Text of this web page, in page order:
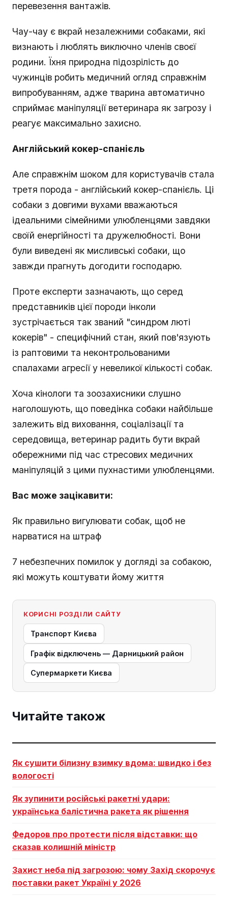
перевезення вантажів.
Чау-чау є вкрай незалежними собаками, які
визнають і люблять виключно членів своєї
родини. Їхня природна підозрілість до
чужинців робить медичний огляд справжнім
випробуванням, адже тварина автоматично
сприймає маніпуляції ветеринара як загрозу і
реагує максимально захисно.
Англійський кокер-спанієль
Але справжнім шоком для користувачів стала
третя порода - англійський кокер-спанієль. Ці
собаки з довгими вухами вважаються
ідеальними сімейними улюбленцями завдяки
своїй енергійності та дружелюбності. Вони
були виведені як мисливські собаки, що
завжди прагнуть догодити господарю.
Проте експерти зазначають, що серед
представників цієї породи інколи
зустрічається так званий "синдром люті
кокерів" - специфічний стан, який пов'язують
із раптовими та неконтрольованими
спалахами агресії у невеликої кількості собак.
Хоча кінологи та зоозахисники слушно
наголошують, що поведінка собаки найбільше
залежить від виховання, соціалізації та
середовища, ветеринар радить бути вкрай
обережними під час стресових медичних
маніпуляцій з цими пухнастими улюбленцями.
Вас може зацікавити:
Як правильно вигулювати собак, щоб не
нарватися на штраф
7 небезпечних помилок у догляді за собакою,
які можуть коштувати йому життя
КОРИСНІ РОЗДІЛИ САЙТУ
Транспорт Києва
Графік відключень — Дарницький район
Супермаркети Києва
Читайте також
Як сушити білизну взимку вдома: швидко і без
вологості
Як зупинити російські ракетні удари:
українська балістична ракета як рішення
Федоров про протести після відставки: що
сказав колишній міністр
Захист неба під загрозою: чому Захід скорочує
поставки ракет Україні у 2026